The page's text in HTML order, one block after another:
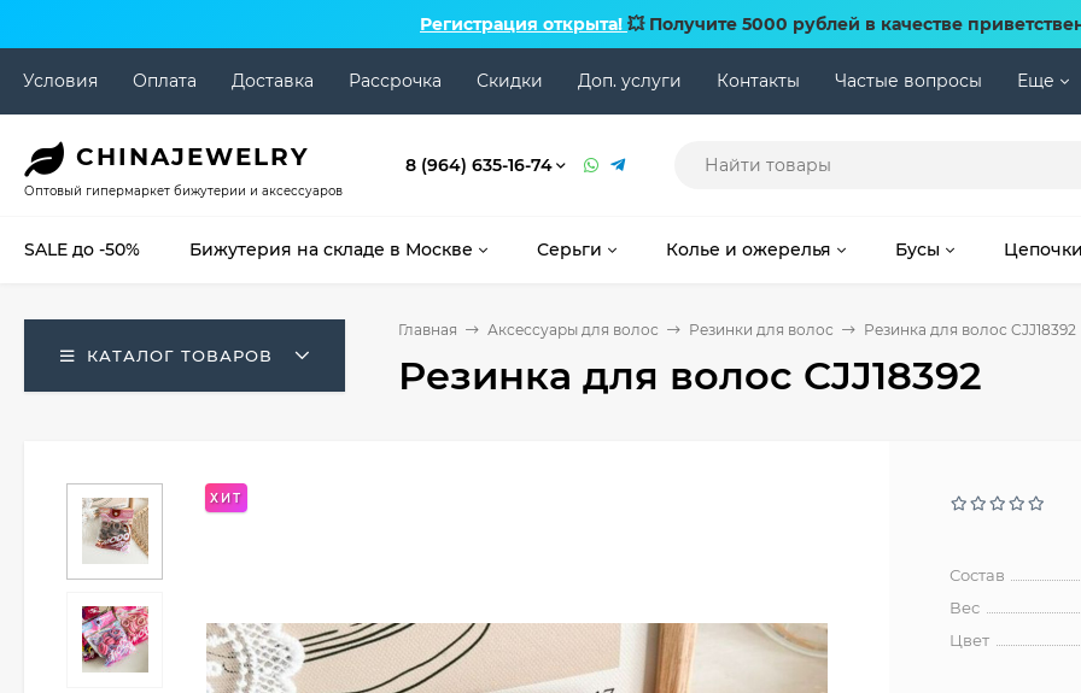
Регистрация открыта! 💥 Получите 5000 рублей в качестве
Условия Оплата Доставка Рассрочка Скидки Доп. услуги Контакты Частые вопросы Еще
CHINAJEWELRY
Оптовый гипермаркет бижутерии и аксессуаров
8 (964) 635-16-74
SALE до -50% Бижутерия на складе в Москве Серьги Колье и ожерелья Бусы Цепочки
КАТАЛОГ ТОВАРОВ
Главная Аксессуары для волос Резинки для волос Резинка для волос CJJ18392
Резинка для волос CJJ18392
ХИТ
Состав
Вес
Цвет